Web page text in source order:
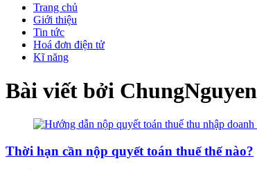
Trang chủ
Giới thiệu
Tin tức
Hoá đơn điện tử
Kĩ năng
Bài viết bởi ChungNguyen
Thời hạn cần nộp quyết toán thuế thế nào?